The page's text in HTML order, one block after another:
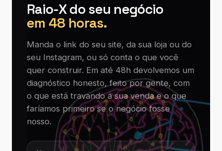
Raio-X do seu negócio
em 48 horas.
Manda o link do seu site, da sua loja ou do
seu Instagram, ou só conta o que você
quer construir. Em até 48h devolvemos um
diagnóstico honesto, feito por gente, com
o que está travando a sua venda e o que
faríamos primeiro se o negócio fosse
nosso.